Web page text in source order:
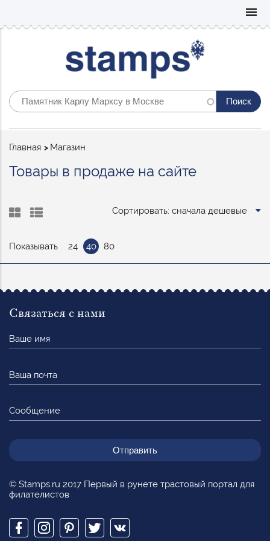
menu
Строка
Главная Магазин
Товары в продаже на сайте
Сортировать: сначала дешевые
Показывать 24 40 80
© Stamps.ru 2017 Первый в рунете трастовый портал для
филателистов
Связаться с нами
имя
почта
Сообщение